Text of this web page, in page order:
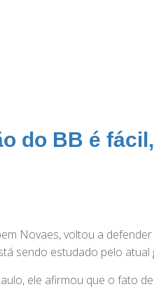
do BB é
Novaes, voltou a
sendo estudado pelo atual
ele afirmou que o fato